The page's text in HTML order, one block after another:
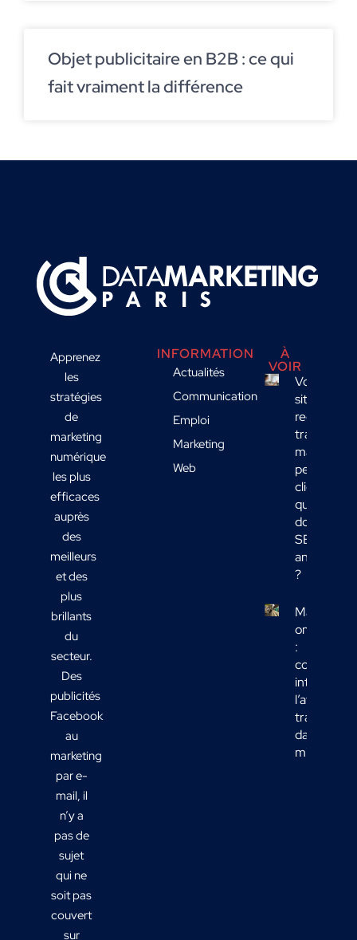
Objet publicitaire en B2B : ce qui
fait vraiment la différence
Apprenez
les
stratégies
de
marketing
numérique
les plus
efficaces
auprès
des
meilleurs
et des
plus
brillants
du
secteur.
Des
publicités
Facebook
au
marketing
par e-
mail, il
n’y a
pas de
sujet
qui ne
soit pas
couvert
sur
INFORMATION
Actualités
Communication
Emploi
Marketing
Web
À
VOIR
Votre
site
reçoit du
trafic
mais
peu de
clients :
quelles
données
SEO
analyser
?
Marketing
omnicanal
:
comment
intégrer
l’affichage
transport
dans votre
mix média